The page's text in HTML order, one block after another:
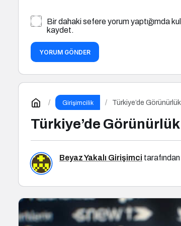
Bir dahaki sefere yorum yaptığımda
kaydet.
YORUM GÖNDER
Girişimcilik Türkiye’de
Türkiye’de
Beyaz Yakalı Girişimci tarafından